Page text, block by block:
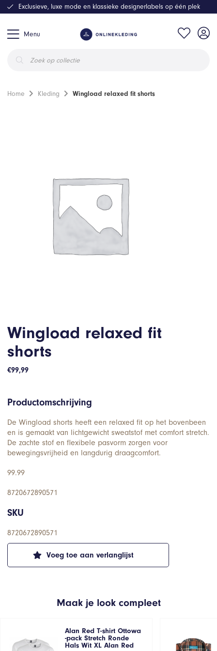
Menu
zoeken
Exclusieve, luxe mode en klassieke designerlabels op één plek
Home Kleding Wingload relaxed fit shorts
Wingload relaxed fit
shorts
€99,99
Voeg toe aan verlanglijst
Productomschrijving
De Wingload shorts heeft een relaxed fit op het bovenbeen
en is gemaakt van lichtgewicht sweatstof met comfort stretch.
De zachte stof en flexibele pasvorm zorgen voor
bewegingsvrijheid en langdurig draagcomfort.
99.99
8720672890571
SKU
8720672890571
Maak je look compleet
Alan Red T-shirt Ottowa
-pack Stretch Ronde
Hals Wit XL Alan Red